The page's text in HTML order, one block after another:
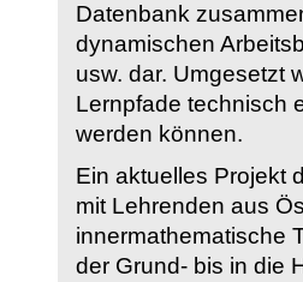
Datenbank
dynamischen
usw. dar. Umgesetzt
Lernpfade technisch
werden können.
Ein aktuelles Projekt
mit Lehrenden aus
innermathematische
der Grund- bis in die